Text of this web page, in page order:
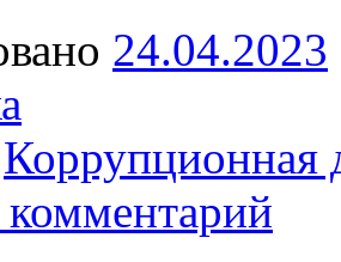
24.04.2023
Коррупционная
комментарий